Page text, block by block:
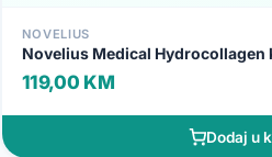
NOVELIUS
Novelius Medical Hydrocollagen
119,00 KM
Dodaj u